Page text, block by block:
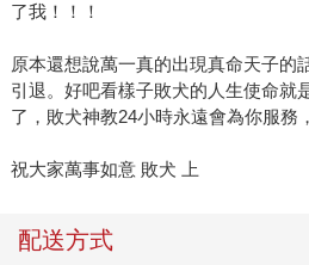
了我！！！
原本還想說萬一真的出現真命天子的
引退。好吧看樣子敗犬的人生使命就
了，敗犬神教24小時永遠會為你服務
祝大家萬事如意 敗犬 上
配送方式